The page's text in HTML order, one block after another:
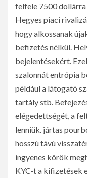
felfele 7500 dollárra
Hegyes piaci
hogy alkossanak
befizetés nélkül.
bejelentésekért.
szalonnát entrópia
például a látogató
tartály stb.
elégedettségét, a
lenniük. jártas
hosszú távú
ingyenes körök
KYC-t a kifizetések